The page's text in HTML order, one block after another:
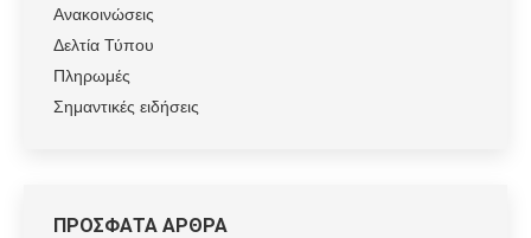
Ανακοινώσεις
Δελτία Τύπου
Πληρωμές
Σημαντικές ειδήσεις
ΠΡΟΣΦΑΤΑ ΑΡΘΡΑ